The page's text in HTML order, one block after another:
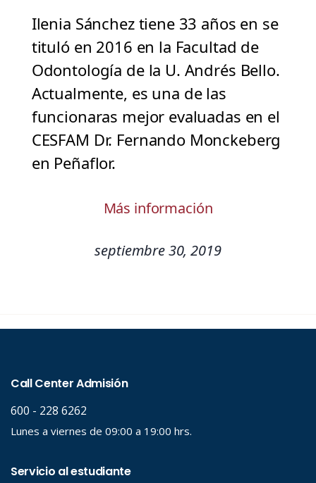
Ilenia Sánchez tiene 33 años en se
tituló en 2016 en la Facultad de
Odontología de la U. Andrés Bello.
Actualmente, es una de las
funcionaras mejor evaluadas en el
CESFAM Dr. Fernando Monckeberg
en Peñaflor.
Más información
septiembre 30, 2019